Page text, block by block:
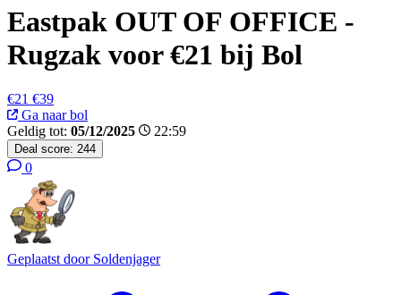
Eastpak OUT OF OFFICE -
Rugzak voor €21 bij Bol
€21 €39
Ga naar bol
Geldig tot: 05/12/2025 22:59
Deal score: 244
0
Geplaatst door Soldenjager